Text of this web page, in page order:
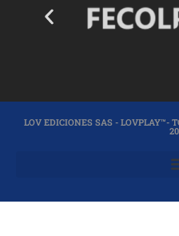
LOV EDICIONES SAS - LOVPLAY™-